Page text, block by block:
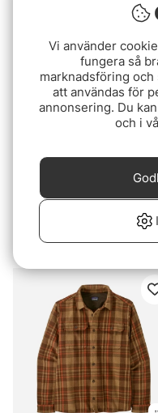
4.5 utav
Savage Gear Sandeel
109 kr
Vi använder
fungera så
marknadsföring
att användas för
annonsering. Du
och i